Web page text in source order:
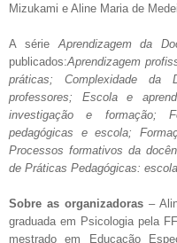
Mizukami e Aline Maria de
A série Aprendizagem da
publicados:Aprendizagem
práticas; Complexidade da
professores; Escola e
investigação e formação;
pedagógicas e escola;
Processos formativos da
de Práticas Pedagógicas:
Sobre as organizadoras –
graduada em Psicologia pela
mestrado em Educação